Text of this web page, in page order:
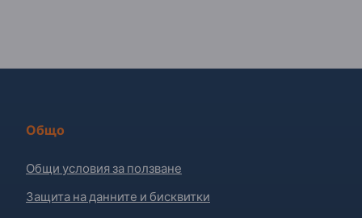
Общо
Общи условия за ползване
Защита на данните и бисквитки